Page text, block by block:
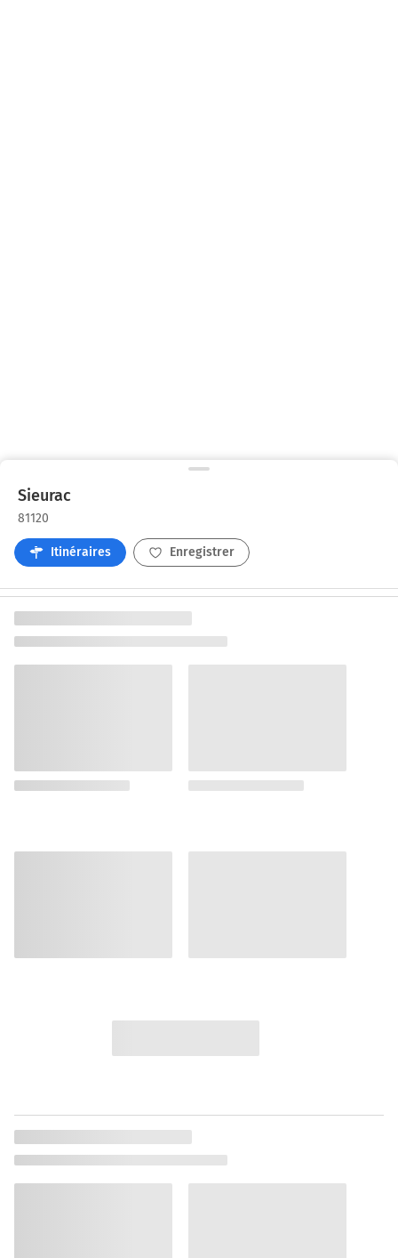
Sieurac
81120
Itinéraires Enregistrer